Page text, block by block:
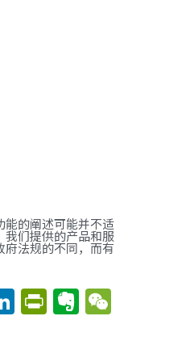
能的阐述可能并不适
我们提供的产品和服
府法规的不同，而有
LinkedInEvernote